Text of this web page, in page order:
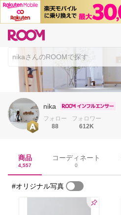
nika
フォロー
88
フォロワー
612K
商品
4,557
コーディネート
0
#オリジナル写真